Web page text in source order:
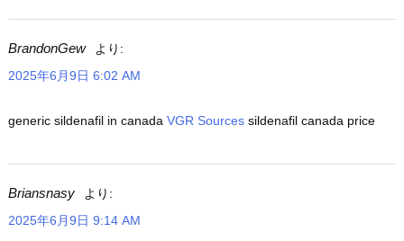
BrandonGew
より:
2025年6月9日 6:02 AM
generic sildenafil in canada VGR Sources sildenafil canada price
Briansnasy
より:
2025年6月9日 9:14 AM